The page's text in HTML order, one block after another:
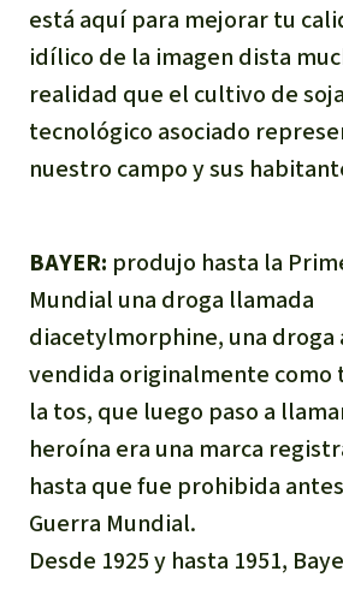
está aquí para mejorar tu
idílico de la imagen dista
realidad que el cultivo de
tecnológico asociado
nuestro campo y sus
BAYER: produjo hasta la
Mundial una droga llamada
diacetylmorphine, una droga
vendida originalmente
la tos, que luego paso a
heroína era una marca
hasta que fue prohibida
Guerra Mundial.
Desde 1925 y hasta 1951,